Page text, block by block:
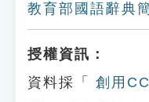
教育部國語辭典
授權資訊：
資料採「
創用